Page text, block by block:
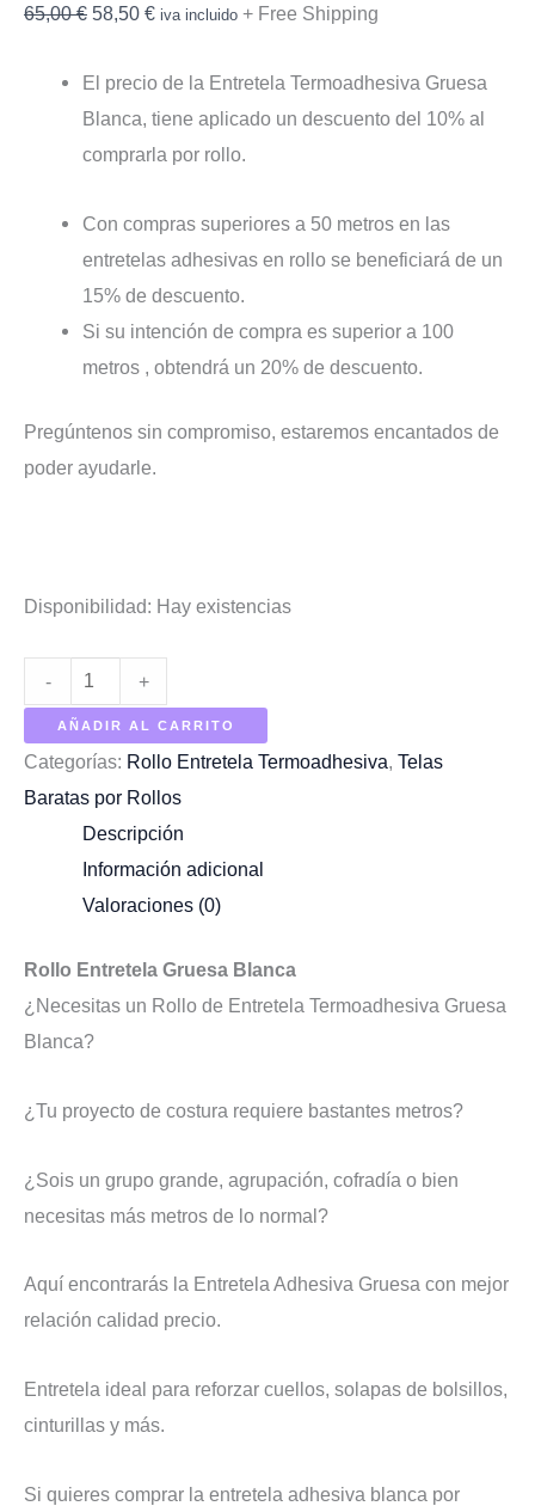
65,00€ El
original
era:
65,00 €.
58,50 €El
actual
es:
58,50 €.
iva incluido + Free Shipping
El precio de la Entretela Termoadhesiva Gruesa
Blanca, tiene aplicado un descuento del 10% al
comprarla por rollo.
Con compras superiores a 50 metros en las
entretelas adhesivas en rollo se beneficiará de un
15% de descuento.
Si su intención de compra es superior a 100
metros , obtendrá un 20% de descuento.
Pregúntenos sin compromiso, estaremos encantados de
poder ayudarle.
Disponibilidad: Hay existencias
Cantidad
de
Rollo
- +
AÑADIR AL CARRITO
Categorías: Rollo Entretela Termoadhesiva, Telas
Baratas por Rollos
Descripción
Información adicional
Valoraciones (0)
Rollo Entretela Gruesa Blanca
¿Necesitas un Rollo de Entretela Termoadhesiva Gruesa
Blanca?
¿Tu proyecto de costura requiere bastantes metros?
¿Sois un grupo grande, agrupación, cofradía o bien
necesitas más metros de lo normal?
Aquí encontrarás la Entretela Adhesiva Gruesa con mejor
relación calidad precio.
Entretela ideal para reforzar cuellos, solapas de bolsillos,
cinturillas y más.
Si quieres comprar la entretela adhesiva blanca por